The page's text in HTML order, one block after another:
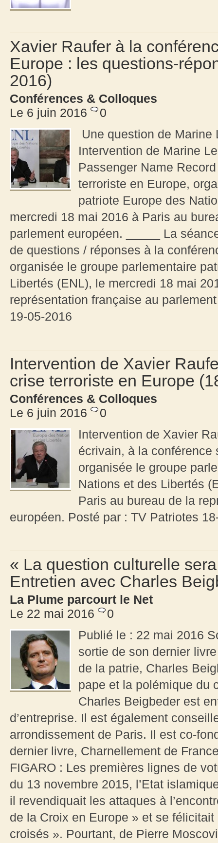
Xavier Raufer à la
Europe : les questions-
2016)
Conférences & Colloques
Le 6 juin 2016
0
Une question de
Intervention de Marine
Passenger Name
terroriste en Europe,
patriote Europe des
mercredi 18 mai 2016 à Paris au
parlement européen. _____ La
de questions / réponses à la
organisée le groupe parlementaire
Libertés (ENL), le mercredi 18 mai
représentation française au
19-05-2016
Intervention de Xavier
crise terroriste en Europe
Conférences & Colloques
Le 6 juin 2016
0
Intervention de Xavier
écrivain, à la conférence
organisée le groupe
Nations et des Libertés
Paris au bureau de la
européen. Posté par : TV Patriotes
« La question culturelle
Entretien avec Charles
La Plume parcourt le Net
Le 22 mai 2016
0
Publié le : 22 mai 2016
sortie de son dernier
de la patrie, Charles
pape et la polémique du
Charles Beigbeder est
d’entreprise. Il est également
arrondissement de Paris. Il est co-
dernier livre, Charnellement de
FIGARO : Les premières lignes de
du 13 novembre 2015, l’Etat
il revendiquait les attaques à
de la Croix en Europe » et se
croisés ». Pourtant, de Pierre